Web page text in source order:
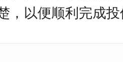
以便顺利完成投